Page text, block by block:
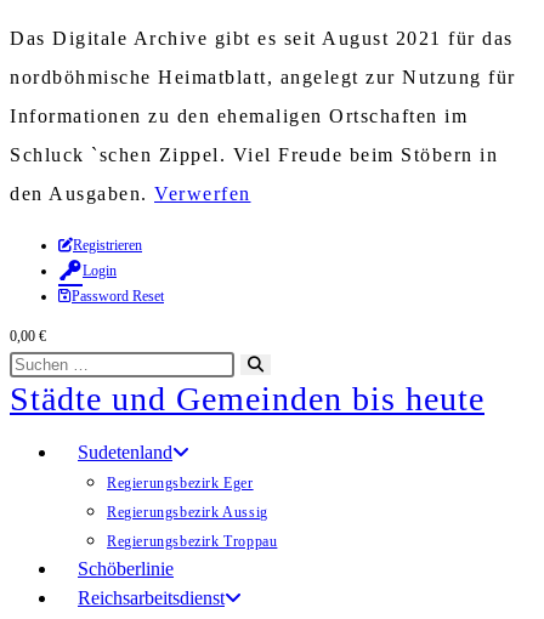
Das Digitale Archive gibt es seit August 2021 für das
nordböhmische Heimatblatt, angelegt zur Nutzung für
Informationen zu den ehemaligen Ortschaften im
Schluck `schen Zippel. Viel Freude beim Stöbern in
den Ausgaben. Verwerfen
Zum
Inhalt
springen
Registrieren
Login
Password Reset
0,00 €
Diese
Website
durchsuchen
starten
Städte und Gemeinden bis heute
Sudetenland
Regierungsbezirk Eger
Regierungsbezirk Aussig
Regierungsbezirk Troppau
Schöberlinie
Reichsarbeitsdienst